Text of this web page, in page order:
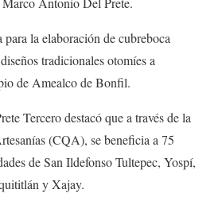
para la elaboración de cubreboca
tradicionales otomíes a
de Amealco de Bonfil.
Tercero destacó que a través de la
(CQA), se beneficia a 75
de San Ildefonso Tultepec, Yospí,
y Xajay.